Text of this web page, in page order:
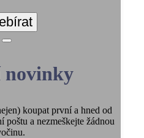
novinky
koupat první a hned od
poštu a nezmeškejte žádnou